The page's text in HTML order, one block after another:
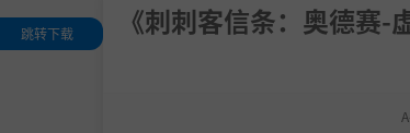
《刺刺客信条：奥德赛
跳转下载